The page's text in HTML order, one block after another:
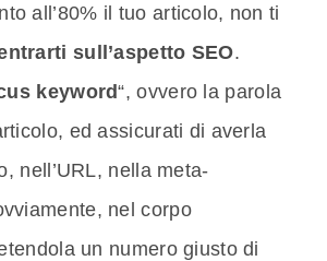
all’80% il tuo articolo, non ti
sull’aspetto SEO.
keyword“, ovvero la parola
ed assicurati di averla
nell’URL, nella meta-
nel corpo
un numero giusto di